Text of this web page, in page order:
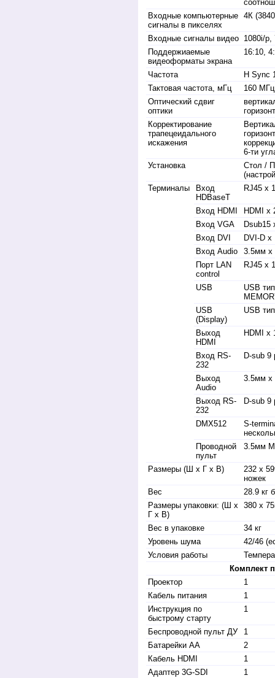
Входные компьютерные
сигналы в пикселях
4К
Входные сигналы видео 1080i/p,
Поддержиаемые
видеоформаты экрана
16:10,
Частота
H Sync
Тактовая частота, мГц
160 МГц
Оптический сдвиг
оптики
Корректирование
трапецеидального
искажения
6-ти
Установка
Стол /
Терминалы
Вход
HDBaseT
RJ45 x 1
Вход HDMI
HDMI x
Вход VGA
Dsub15
Вход DVI
DVI-D x
Вход Audio
3.5мм x
Порт LAN
control
RJ45 x 1
USB
USB
USB
(Display)
USB
Выход
HDMI
HDMI x
Вход RS-
232
D-sub 9
Выход
Audio
3.5мм x
Выход RS-
232
D-sub 9
DMX512
S-
Проводной
пульт
3.5мм
Размеры (Ш x Г x В)
232 x
ножек
Вес
28.9 кг
Размеры упаковки: (Ш x
Г x В)
380 x
Вес в упаковке
34 кг
Уровень шума
42/46
Условия работы
Комплект
Проектор
1
Кабель питания
1
Инструкция по
быстрому старту
1
Беспроводной пульт ДУ
1
Батарейки AA
2
Кабель HDMI
1
Адаптер 3G-SDI
1